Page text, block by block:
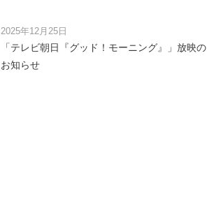
2025年12月25日
「テレビ朝日『グッド！モーニング』」放映の
お知らせ